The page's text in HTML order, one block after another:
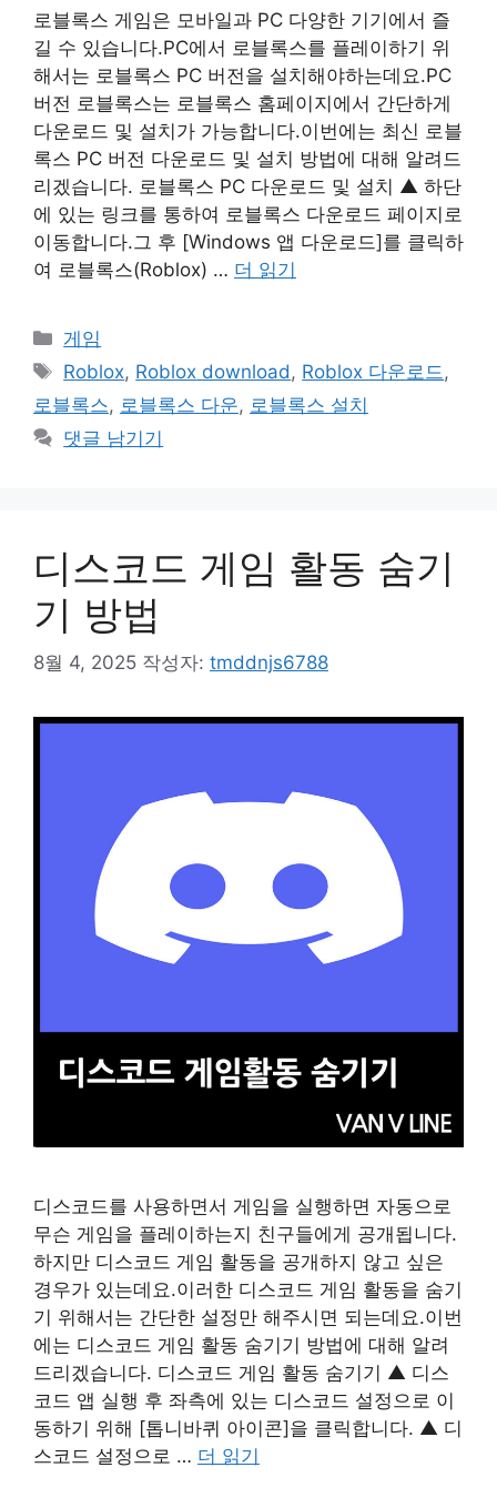
로블록스 게임은 모바일과 PC 다양한 기기에서 즐
길 수 있습니다.PC에서 로블록스를 플레이하기 위
해서는 로블록스 PC 버전을 설치해야하는데요.PC
버전 로블록스는 로블록스 홈페이지에서 간단하게
다운로드 및 설치가 가능합니다.이번에는 최신 로블
록스 PC 버전 다운로드 및 설치 방법에 대해 알려드
리겠습니다. 로블록스 PC 다운로드 및 설치 ▲ 하단
에 있는 링크를 통하여 로블록스 다운로드 페이지로
이동합니다.그 후 [Windows 앱 다운로드]를 클릭하
여 로블록스(Roblox) … 더 읽기
카
테
리
게임
태
그
Roblox, Roblox download , Roblox 다운로드 ,
로블록스, 로블록스 다운, 로블록스 설치
댓글 남기기
디스코드 게임 활동 숨기
기 방법
8월 4, 2025 작성자: tmddnjs6788
디스코드를 사용하면서 게임을 실행하면 자동으로
무슨 게임을 플레이하는지 친구들에게 공개됩니다.
하지만 디스코드 게임 활동을 공개하지 않고 싶은
경우가 있는데요.이러한 디스코드 게임 활동을 숨기
기 위해서는 간단한 설정만 해주시면 되는데요.이번
에는 디스코드 게임 활동 숨기기 방법에 대해 알려
드리겠습니다. 디스코드 게임 활동 숨기기 ▲ 디스
코드 앱 실행 후 좌측에 있는 디스코드 설정으로 이
동하기 위해 [톱니바퀴 아이콘]을 클릭합니다. ▲ 디
스코드 설정으로 … 더 읽기